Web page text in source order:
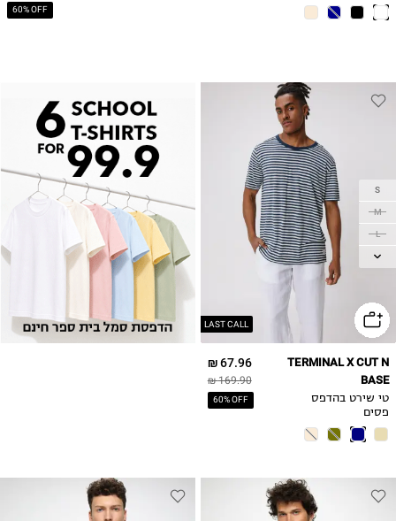
60% OFF
LAST CALL
S
M
L
XL
67.96 ₪
169.90 ₪
60% OFF
TERMINAL X CUT N
BASE
טי שירט בהדפס
פסים